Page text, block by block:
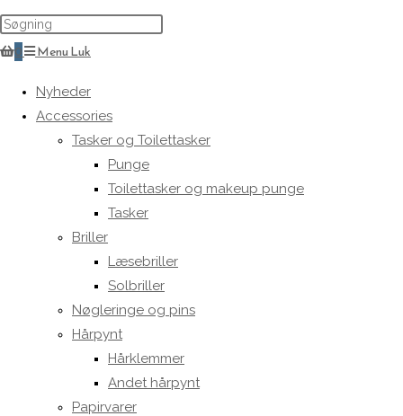
website
search
0 MenuLuk
Nyheder
Accessories
Tasker og Toilettasker
Punge
Toilettasker og makeup punge
Tasker
Briller
Læsebriller
Solbriller
Nøgleringe og pins
Hårpynt
Hårklemmer
Andet hårpynt
Papirvarer